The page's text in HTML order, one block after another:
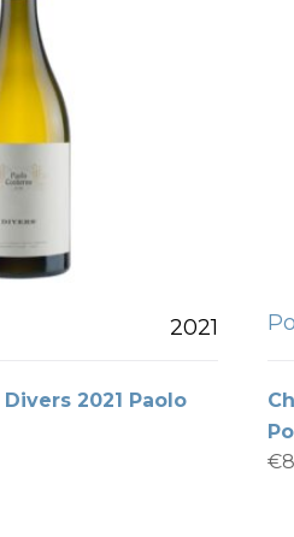
2021
2021 Paolo
€